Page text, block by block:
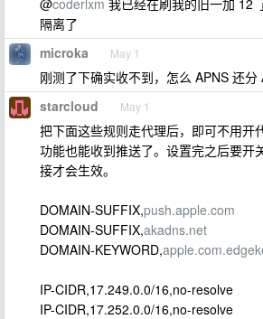
@coderlxm 我已经在刷我的旧一加 12
隔离了
microka May 1
刚测了下确实收不到，怎么 APNS 还分
starcloud May 1
把下面这些规则走代理后，即可不用开
功能也能收到推送了。设置完之后要开
接才会生效。
DOMAIN-SUFFIX,push.apple.com
DOMAIN-SUFFIX,akadns.net
DOMAIN-KEYWORD,
IP-CIDR,17.249.0.0/16,no-resolve
IP-CIDR,17.252.0.0/16,no-resolve